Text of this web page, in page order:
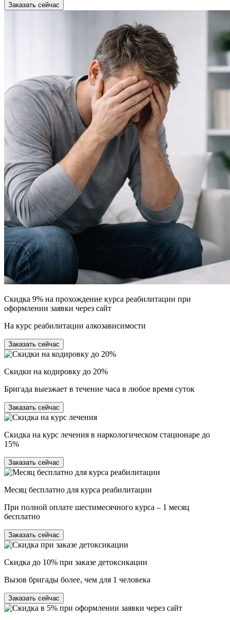
Заказать сейчас
Скидка 9% на прохождение курса реабилитации при
оформлении заявки через сайт
На курс реабилитации алкозависимости
Заказать сейчас
Скидки на кодировку до 20%
Бригада выезжает в течение часа в любое время суток
Заказать сейчас
Скидка на курс лечения в наркологическом стационаре до
15%
Заказать сейчас
Месяц бесплатно для курса реабилитации
При полной оплате шестимесячного курса – 1 месяц
бесплатно
Заказать сейчас
Скидка до 10% при заказе детоксикации
Вызов бригады более, чем для 1 человека
Заказать сейчас